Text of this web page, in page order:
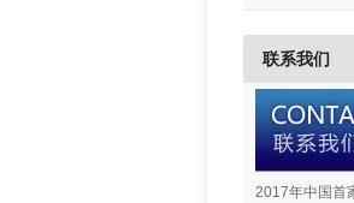
联系我们
2017年中国首